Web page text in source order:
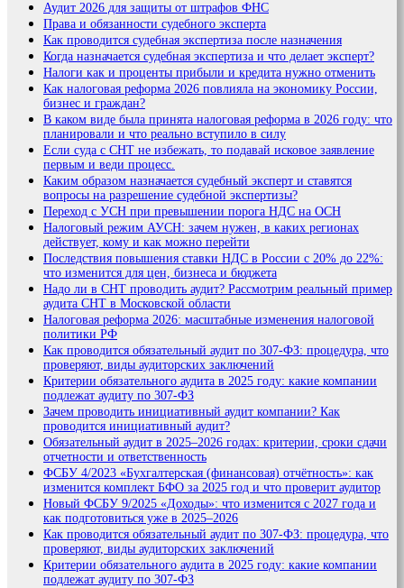
Аудит 2026 для защиты от штрафов ФНС
Права и обязанности судебного эксперта
Как проводится судебная экспертиза после назначения
Когда назначается судебная экспертиза и что делает эксперт?
Налоги как и проценты прибыли и кредита нужно отменить
Как налоговая реформа 2026 повлияла на экономику России,
бизнес и граждан?
В каком виде была принята налоговая реформа в 2026 году: что
планировали и что реально вступило в силу
Если суда с СНТ не избежать, то подавай исковое заявление
первым и веди процесс.
Каким образом назначается судебный эксперт и ставятся
вопросы на разрешение судебной экспертизы?
Переход с УСН при превышении порога НДС на ОСН
Налоговый режим АУСН: зачем нужен, в каких регионах
действует, кому и как можно перейти
Последствия повышения ставки НДС в России с 20% до 22%:
что изменится для цен, бизнеса и бюджета
Надо ли в СНТ проводить аудит? Рассмотрим реальный пример
аудита СНТ в Московской области
Налоговая реформа 2026: масштабные изменения налоговой
политики РФ
Как проводится обязательный аудит по 307-ФЗ: процедура, что
проверяют, виды аудиторских заключений
Критерии обязательного аудита в 2025 году: какие компании
подлежат аудиту по 307-ФЗ
Зачем проводить инициативный аудит компании? Как
проводится инициативный аудит?
Обязательный аудит в 2025–2026 годах: критерии, сроки сдачи
отчетности и ответственность
ФСБУ 4/2023 «Бухгалтерская (финансовая) отчётность»: как
изменится комплект БФО за 2025 год и что проверит аудитор
Новый ФСБУ 9/2025 «Доходы»: что изменится с 2027 года и
как подготовиться уже в 2025–2026
Как проводится обязательный аудит по 307-ФЗ: процедура, что
проверяют, виды аудиторских заключений
Критерии обязательного аудита в 2025 году: какие компании
подлежат аудиту по 307-ФЗ